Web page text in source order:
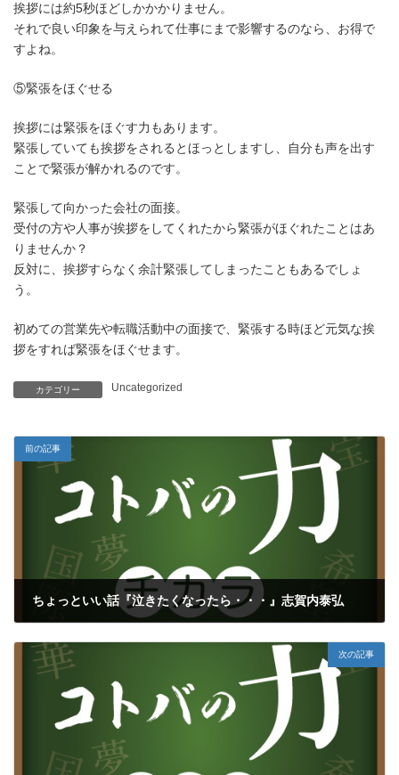
挨拶には約5秒ほどしかかかりません。
それで良い印象を与えられて仕事にまで影響するのなら、お得で
すよね。
⑤緊張をほぐせる
挨拶には緊張をほぐす力もあります。
緊張していても挨拶をされるとほっとしますし、自分も声を出す
ことで緊張が解かれるのです。
緊張して向かった会社の面接。
受付の方や人事が挨拶をしてくれたから緊張がほぐれたことはあ
りませんか？
反対に、挨拶すらなく余計緊張してしまったこともあるでしょ
う。
初めての営業先や転職活動中の面接で、緊張する時ほど元気な挨
拶をすれば緊張をほぐせます。
カテゴリー Uncategorized
前の記事
ちょっといい話『泣きたくなったら・・・』志賀内泰弘
次の記事